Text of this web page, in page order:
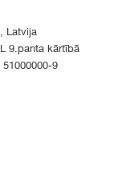
Latvija
9.panta kārtībā
51000000-9